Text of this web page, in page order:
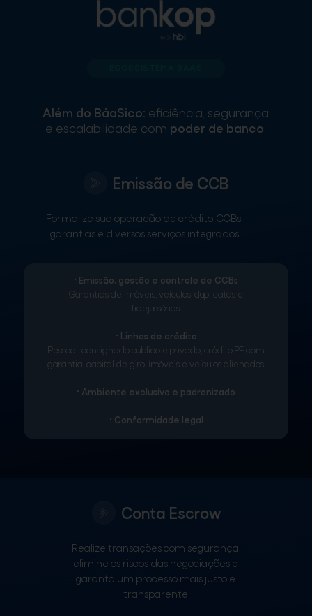
Além do BáaSico: eficiência, segurança
e escalabilidade com poder de banco.
Emissão de CCB
Formalize sua operação de crédito: CCBs,
garantias e diversos serviços integrados​
• Emissão, gestão e controle de CCBs
Garantias de imóveis, veículos, duplicatas e
fidejussórias.
• Linhas de crédito
Pessoal, consignado público e privado, crédito PF com
garantia, capital de giro, imóveis e veículos alienados.
• Ambiente exclusivo e padronizado
• Conformidade legal
Conta Escrow
Realize transações com segurança,
elimine os riscos das negociações e
garanta um processo mais justo e
transparente